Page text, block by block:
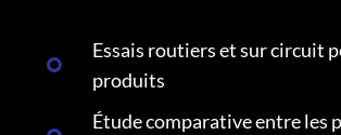
Essais routiers et sur circuit
produits
Étude comparative entre les